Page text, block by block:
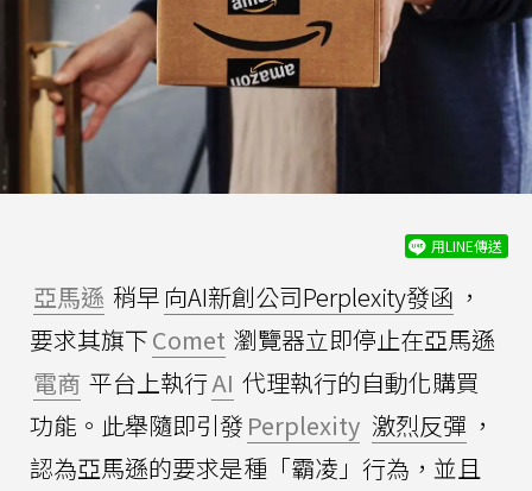
用LINE傳送
亞馬遜 稍早 向AI新創公司Perplexity發函 ，
要求其旗下Comet 瀏覽器立即停止在亞馬遜
電商 平台上執行AI 代理執行的自動化購買
功能。此舉隨即引發 Perplexity 激烈反彈 ，
認為亞馬遜的要求是種「霸凌」行為，並且